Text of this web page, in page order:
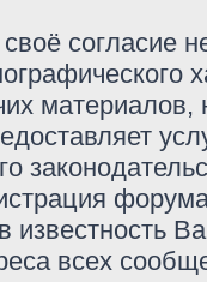
согласие
известность
всех